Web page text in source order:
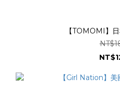
【TOMOMI】